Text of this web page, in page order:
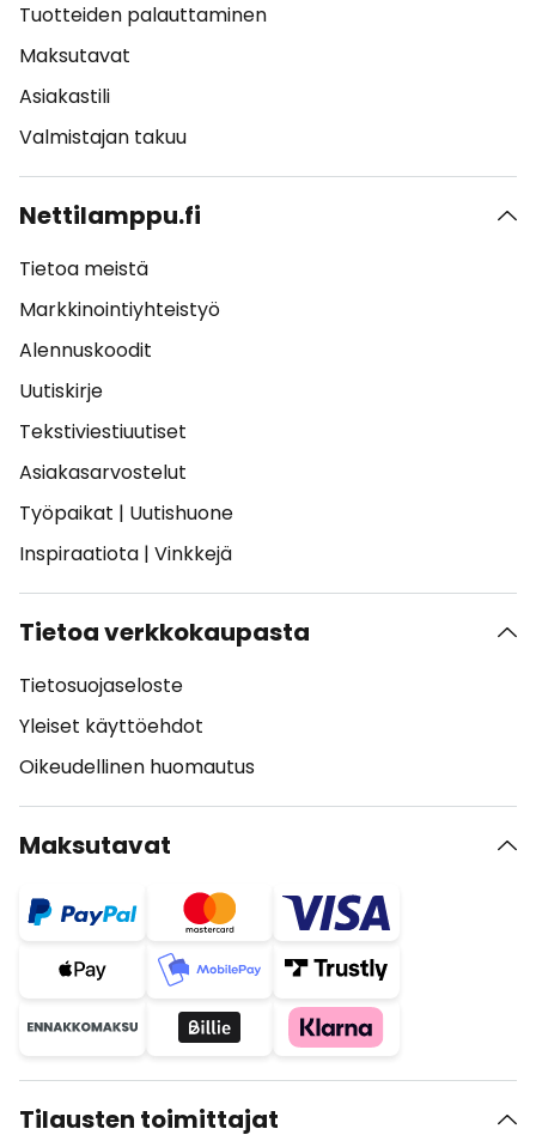
Tuotteiden palauttaminen
Maksutavat
Asiakastili
Valmistajan takuu
Nettilamppu.fi
Tietoa meistä
Markkinointiyhteistyö
Alennuskoodit
Uutiskirje
Tekstiviestiuutiset
Asiakasarvostelut
Työpaikat | Uutishuone
Inspiraatiota | Vinkkejä
Tietoa verkkokaupasta
Tietosuojaseloste
Yleiset käyttöehdot
Oikeudellinen huomautus
Maksutavat
Tilausten toimittajat